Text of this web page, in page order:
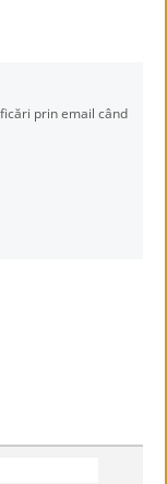
prin email când